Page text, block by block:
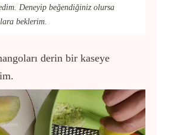
Deneyip beğendiğiniz olursa
beklerim.
derin bir kaseye